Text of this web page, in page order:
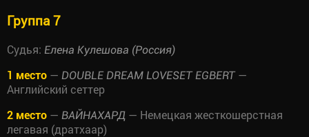
Группа 7
Судья: Елена Кулешова (Россия)
1 место — DOUBLE DREAM LOVESET EGBERT—
Английский сеттер
2 место — ВАЙНАХАРД — Немецкая жесткошерстная
легавая (дратхаар)